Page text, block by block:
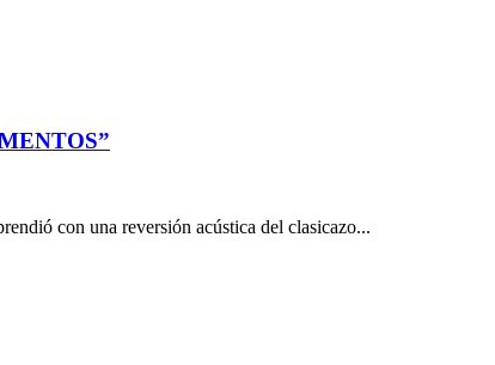
con una reversión acústica del clasicazo...